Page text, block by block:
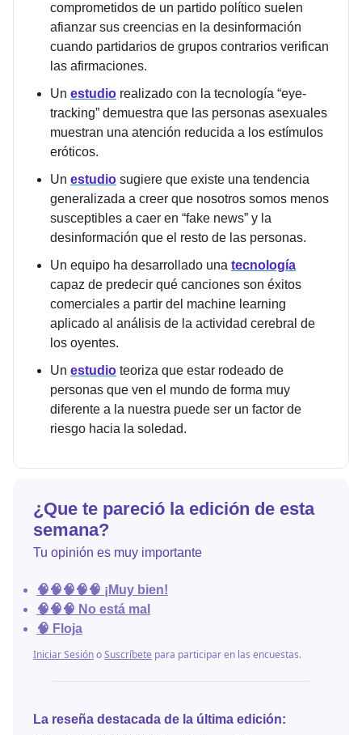
comprometidos de un partido político suelen
afianzar sus creencias en la desinformación
cuando partidarios de grupos contrarios verifican
las afirmaciones.
Un estudio realizado con la tecnología “eye-
tracking” demuestra que las personas asexuales
muestran una atención reducida a los estímulos
eróticos.
Un estudio sugiere que existe una tendencia
generalizada a creer que nosotros somos menos
susceptibles a caer en “fake news” y la
desinformación que el resto de las personas.
Un equipo ha desarrollado una tecnología
capaz de predecir qué canciones son éxitos
comerciales a partir del machine learning
aplicado al análisis de la actividad cerebral de
los oyentes.
Un estudio teoriza que estar rodeado de
personas que ven el mundo de forma muy
diferente a la nuestra puede ser un factor de
riesgo hacia la soledad.
¿Que te pareció la edición de esta
semana?
Tu opinión es muy importante
🧠🧠🧠🧠🧠 ¡Muy bien!
🧠🧠🧠 No está mal
🧠 Floja
Iniciar SesiónoSuscríbete para participar en las encuestas.
La reseña destacada de la última edición: